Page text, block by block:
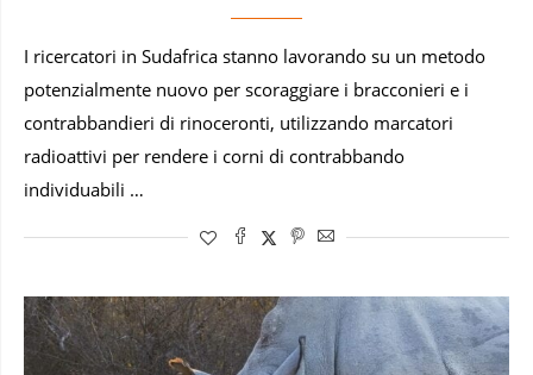
I ricercatori in Sudafrica stanno lavorando su un metodo
potenzialmente nuovo per scoraggiare i bracconieri e i
contrabbandieri di rinoceronti, utilizzando marcatori
radioattivi per rendere i corni di contrabbando
individuabili …